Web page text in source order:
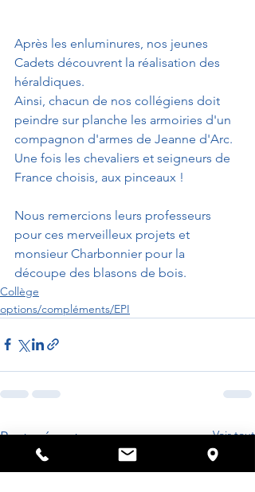
Après les enluminures, nos jeunes
Cadets découvrent la réalisation des
héraldiques.
Ainsi, chacun de nos collégiens doit
peindre sur planche les armoiries d'un
compagnon d'armes de Jeanne d'Arc.
Une fois les chevaliers et seigneurs de
France choisis, aux pinceaux !
Nous remercions leurs professeurs
pour ces merveilleux projets et
monsieur Charbonnier pour la
découpe des blasons de bois.
Collège
options/compléments/EPI
Posts récents Voir tout